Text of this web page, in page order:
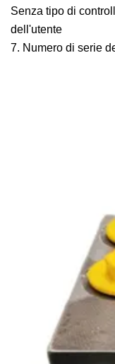
Senza tipo di
dell'utente
7. Numero di serie